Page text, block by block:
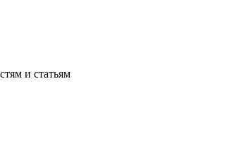
и статьям